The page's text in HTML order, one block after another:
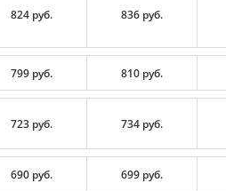
824 руб. 836 руб.
799 руб. 810 руб.
723 руб. 734 руб.
690 руб. 699 руб.